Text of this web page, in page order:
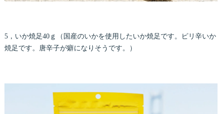
5，いか焼足40ｇ（国産のいかを使用したいか焼足です。ピリ辛いか
焼足です。唐辛子が癖になりそうです。）